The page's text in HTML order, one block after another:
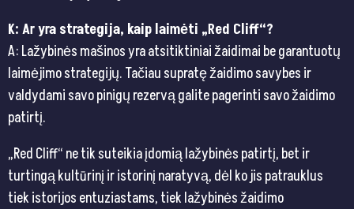
K: Ar yra strategija, kaip laimėti „Red Cliff“?
A: Lažybinės mašinos yra atsitiktiniai žaidimai be garantuotų
laimėjimo strategijų. Tačiau supratę žaidimo savybes ir
valdydami savo pinigų rezervą galite pagerinti savo žaidimo
patirtį.
„Red Cliff“ ne tik suteikia įdomią lažybinės patirtį, bet ir
turtingą kultūrinį ir istorinį naratyvą, dėl ko jis patrauklus
tiek istorijos entuziastams, tiek lažybinės žaidimo